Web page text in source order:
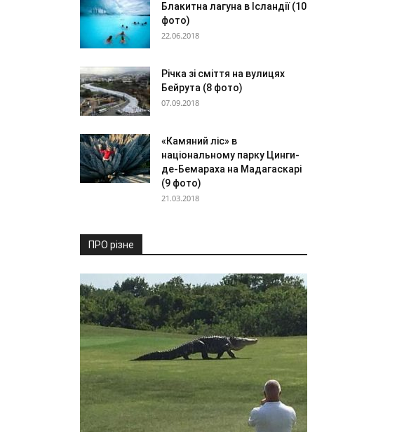
Блакитна лагуна в Ісландії (10
фото)
22.06.2018
Річка зі сміття на вулицях
Бейрута (8 фото)
07.09.2018
«Камяний ліс» в
національному парку Цинги-
де-Бемараха на Мадагаскарі
(9 фото)
21.03.2018
ПРО різне